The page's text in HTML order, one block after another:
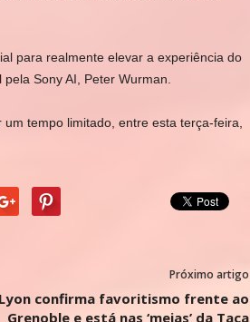
para realmente elevar a experiência do
Sony AI, Peter Wurman.
tempo limitado, entre esta terça-feira,
Próximo artigo
Lyon confirma favoritismo frente ao
Grenoble e está nas ‘meias’ da Taça